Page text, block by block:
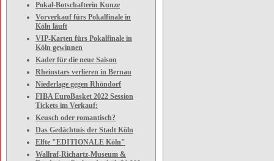
Pokal-Botschafterin Kunze
Vorverkauf fürs Pokalfinale in
Köln läuft
VIP-Karten fürs Pokalfinale in
Köln gewinnen
Kader für die neue Saison
Rheinstars verlieren in Bernau
Niederlage gegen Rhöndorf
FIBA EuroBasket 2022 Session
Tickets im Verkauf:
Keusch oder romantisch?
Das Gedächtnis der Stadt Köln
Elfte "EDITIONALE Köln"
Wallraf-Richartz-Museum &